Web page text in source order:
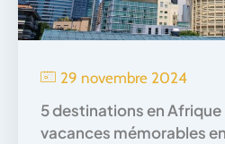
29 novembre 2024
5 destinations en Afrique
vacances mémorables